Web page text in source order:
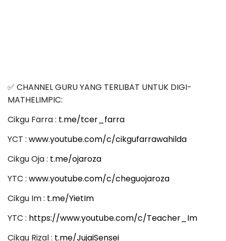
✅ CHANNEL GURU YANG TERLIBAT UNTUK DIGI-
MATHELIMPIC:
Cikgu Farra : t.me/tcer_farra
YCT : www.youtube.com/c/cikgufarrawahilda
Cikgu Oja : t.me/ojaroza
YTC : www.youtube.com/c/cheguojaroza
Cikgu Im : t.me/YietIm
YTC : https://www.youtube.com/c/Teacher_Im
Cikgu Rizal : t.me/JujaiSensei